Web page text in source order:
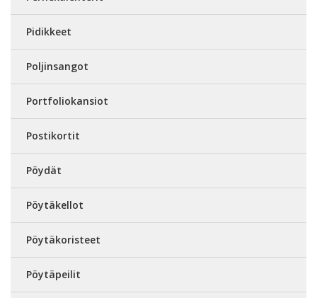
Pidikkeet
Poljinsangot
Portfoliokansiot
Postikortit
Pöydät
Pöytäkellot
Pöytäkoristeet
Pöytäpeilit